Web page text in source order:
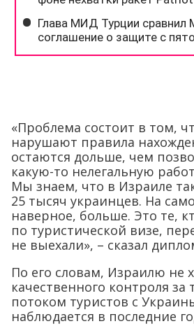
«Проблема состоит в том,
нарушают правила
остаются дольше, чем
какую-то нелегальную
Мы знаем, что в Израиле
25 тысяч украинцев. На
наверное, больше. Это те,
по туристической визе,
не выехали», – сказал
По его словам, Израилю не
качественного контроля
потоком туристов с
наблюдается в последние